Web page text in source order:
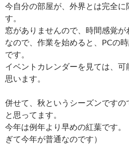
今自分の部屋が、外界とは完全に
す。
窓がありませんので、時間感覚が
なので、作業を始めると、PCの
です。
イベントカレンダーを見ては、可
思います。
併せて、秋というシーズンですの
と思ってます。
今年は例年より早めの紅葉です
ぎて今年が普通なのです）